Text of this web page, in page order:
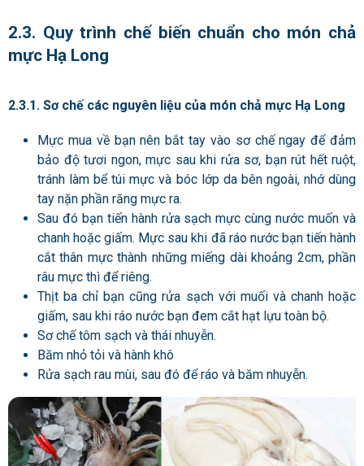
2.3. Quy trình chế biến chuẩn cho món chả
mực Hạ Long
2.3.1. Sơ chế các nguyên liệu của món chả mực Hạ Long
Mực mua về bạn nên bắt tay vào sơ chế ngay để đảm
bảo độ tươi ngon, mực sau khi rửa sơ, bạn rút hết ruột,
tránh làm bể túi mực và bóc lớp da bên ngoài, nhớ dùng
tay nặn phần răng mực ra.
Sau đó bạn tiến hành rửa sạch mực cùng nước muốn và
chanh hoặc giấm. Mực sau khi đã ráo nước bạn tiến hành
cắt thân mực thành những miếng dài khoảng 2cm, phần
râu mực thì để riêng.
Thịt ba chỉ bạn cũng rửa sạch với muối và chanh hoặc
giấm, sau khi ráo nước bạn đem cắt hạt lựu toàn bộ.
Sơ chế tôm sạch và thái nhuyễn.
Băm nhỏ tỏi và hành khô
Rửa sạch rau mùi, sau đó để ráo và băm nhuyễn.